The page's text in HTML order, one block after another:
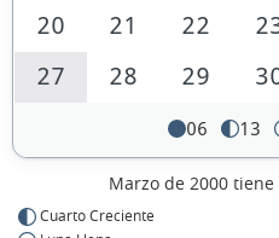
20
21 22
27
28 29
06 13
Marzo de 2000 tiene
Cuarto Creciente